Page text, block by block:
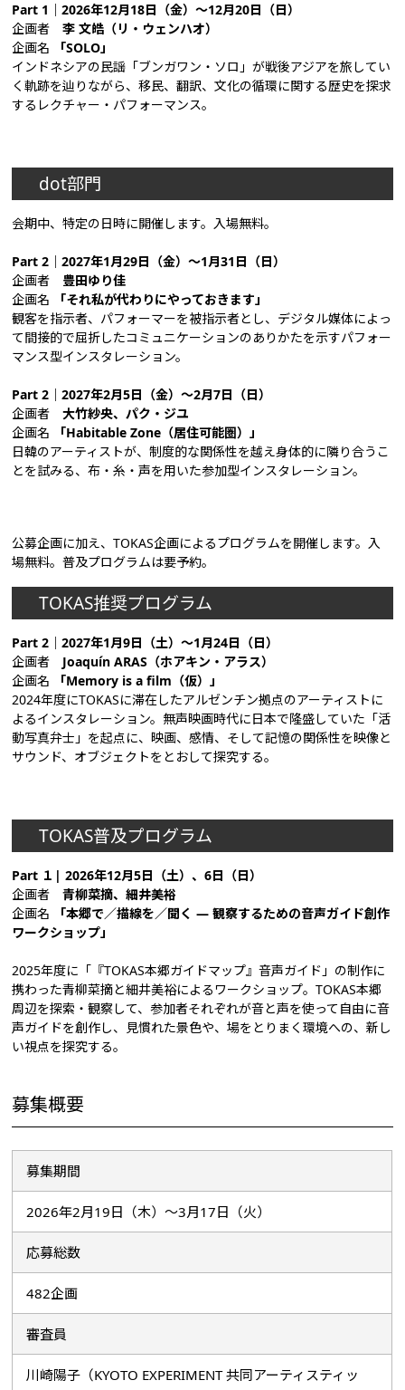
Part 1｜2026年12月18日（金）～12月20日（日）
企画者李 文皓（リ・ウェンハオ）
企画名
「SOLO」
インドネシアの民謡「ブンガワン・ソロ」が戦後アジアを旅してい
く軌跡を辿りながら、移民、翻訳、文化の循環に関する歴史を探求
するレクチャー・パフォーマンス。
dot部門
会期中、特定の日時に開催します。入場無料。
Part 2｜2027年1月29日（金）～1月31日（日）
企画者 豊田ゆり佳
企画名
「それ私が代わりにやっておきます」
観客を指示者、パフォーマーを被指示者とし、デジタル媒体によっ
て間接的で屈折したコミュニケーションのありかたを示すパフォー
マンス型インスタレーション。
Part 2｜2027年2月5日（金）～2月7日（日）
企画者大竹紗央、パク・ジユ
企画名
「Habitable Zone（居住可能圏）」
日韓のアーティストが、制度的な関係性を越え身体的に隣り合うこ
とを試みる、布・糸・声を用いた参加型インスタレーション。
公募企画に加え、TOKAS企画によるプログラムを開催します。入
場無料。普及プログラムは要予約。
TOKAS推奨プログラム
Part 2｜2027年1月9日（土）～1月24日（日）
企画者 Joaquín ARAS（ホアキン・アラス）
企画名
「Memory is a film（仮）」
2024年度にTOKASに滞在したアルゼンチン拠点のアーティストに
よるインスタレーション。無声映画時代に日本で隆盛していた「活
動写真弁士」を起点に、映画、感情、そして記憶の関係性を映像と
サウンド、オブジェクトをとおして探究する。
TOKAS普及プログラム
Part １| 2026年12月5日（土）、6日（日）
企画者青柳菜摘、細井美裕
企画名
「本郷で／描線を／聞く ― 観察するための音声ガイド創作
ワークショップ」
2025年度に「『TOKAS本郷ガイドマップ』音声ガイド」の制作に
携わった青柳菜摘と細井美裕によるワークショップ。TOKAS本郷
周辺を探索・観察して、参加者それぞれが音と声を使って自由に音
声ガイドを創作し、見慣れた景色や、場をとりまく環境への、新し
い視点を探究する。
募集概要
募集期間
2026年2月19日（木）～3月17日（火）
応募総数
482企画
審査員
川崎陽子（KYOTO EXPERIMENT 共同アーティスティッ